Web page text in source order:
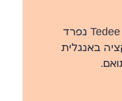
דורש Tedee Bridge נפרד
באנגלית